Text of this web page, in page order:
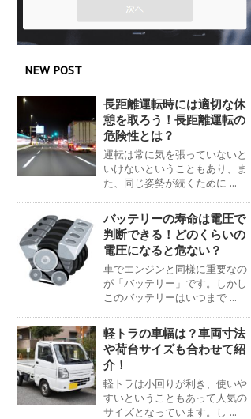
NEW POST
長距離運転時には適切な休
憩を取ろう！長距離運転の
危険性とは？
運転は常に気を張っていないと
いけないということもあり、ま
た、同じ姿勢が続くために ...
バッテリーの寿命は電圧で
判断できる！どのくらいの
電圧になると危ない？
車でエンジンと同様に重要なの
が「バッテリー」です。しかし
このバッテリーはいつまで ...
軽トラの車幅は？車両寸法
や荷台サイズも合わせて紹
介！
軽トラは小回りが利き、使いや
すいということもあって人気の
サイズとなっています。し ...